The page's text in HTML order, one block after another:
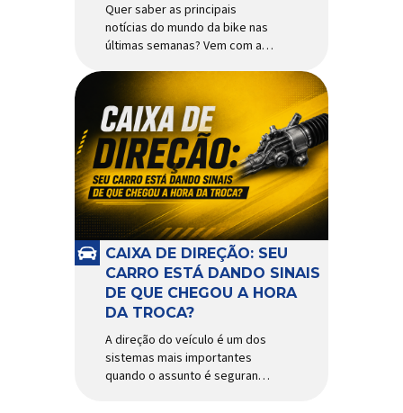
Quer saber as principais
notícias do mundo da bike nas
últimas semanas? Vem com a
chegou! Clique aqui e leia
agora mesmo!
CAIXA DE DIREÇÃO: SEU
CARRO ESTÁ DANDO SINAIS
DE QUE CHEGOU A HORA
DA TROCA?
A direção do veículo é um dos
sistemas mais importantes
quando o assunto é segurança,